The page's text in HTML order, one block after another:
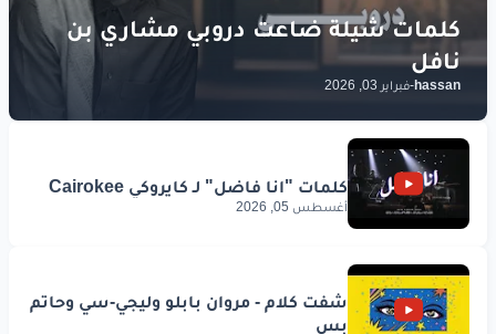
hassan
-فبراير 03, 2026
أغسطس 05, 2026